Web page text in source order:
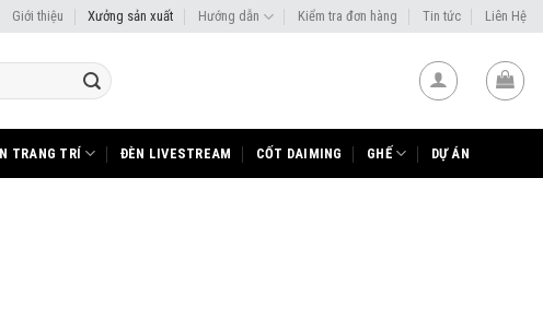
Giới thiệu Xưởng sản xuất Hướng dẫn Kiểm tra đơn hàng Tin tức Liên Hệ
TRANG TRÍ ĐÈN LIVESTREAM CỐT DAIMING GHẾ DỰ ÁN